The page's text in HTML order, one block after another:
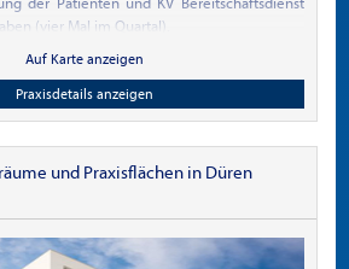
(vier Mal im Quartal).
Auf Karte anzeigen
Praxisdetails anzeigen
und Praxisflächen in Düren